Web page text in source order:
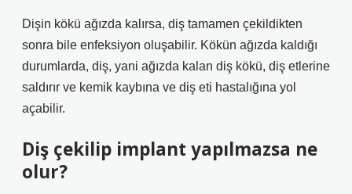
Dişin kökü ağızda kalırsa, diş tamamen çekildikten
sonra bile enfeksiyon oluşabilir. Kökün ağızda kaldığı
durumlarda, diş, yani ağızda kalan diş kökü, diş etlerine
saldırır ve kemik kaybına ve diş eti hastalığına yol
açabilir.
Diş çekilip implant yapılmazsa ne
olur?